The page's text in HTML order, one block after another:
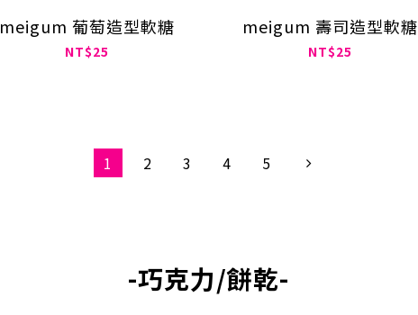
meigum 葡萄造型軟糖
NT$25
meigum 壽司造型軟糖
NT$25
1 2 3 4 5
-巧克力/餅乾-